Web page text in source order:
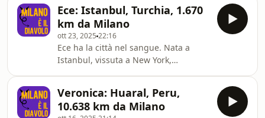
per avermi messo in contatto con Hab
street art. Oggi è un artista
riconosciuto a livello internazionale e
con le sue opere promuove il dialogo
e l'integrazione. Il suo murale più
famoso è il Dante Andino di via
Padova 89.***“Milano è il diavolo”,
vincitore del premio Il Pod 2024 come
miglior p
Ece: Istanbul, Turchia, 1.670
km da Milano
ott 23, 2025 22:16
Ece ha la città nel sangue. Nata a
Istanbul, vissuta a New York,
deciso che non fa per lei. A Milano, ha
aperto un laboratorio di ceramica
Veronica: Huaral, Peru,
10.638 km da Milano